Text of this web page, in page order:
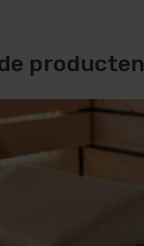
producten